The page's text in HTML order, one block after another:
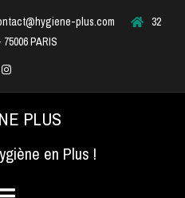
plus.com
32
PARIS
Instagram
PLUS
en Plus !